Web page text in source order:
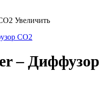
Увеличить
–